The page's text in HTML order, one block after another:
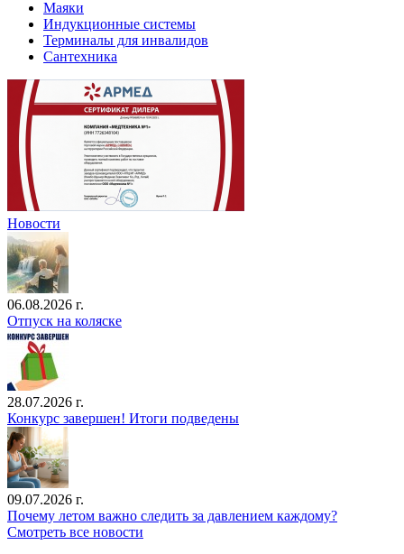
Маяки
Индукционные системы
Терминалы для инвалидов
Сантехника
Новости
06.08.2026 г.
Отпуск на коляске
28.07.2026 г.
Конкурс завершен! Итоги подведены
09.07.2026 г.
Почему летом важно следить за давлением каждому?
Смотреть все новости